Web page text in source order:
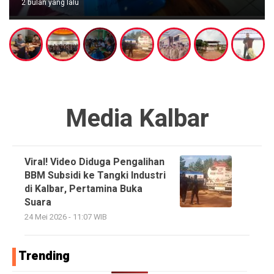
2 bulan yang lalu
Media Kalbar
Viral! Video Diduga Pengalihan
BBM Subsidi ke Tangki Industri
di Kalbar, Pertamina Buka
Suara
24 Mei 2026 - 11:07 WIB
Trending